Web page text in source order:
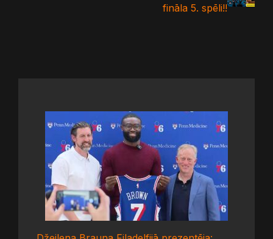
fināla 5. spēli!!